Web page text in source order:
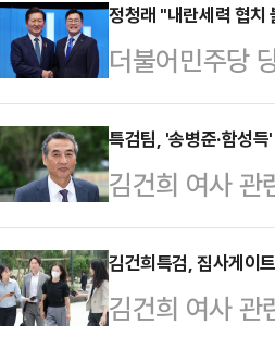
의원은 27일
KT광화문웨스
앞서 윤 의원은
하게 조사에 임
한다고 직접 연
릴 것"이…
정청래 "내란세력 협
더불어민주당
앞두고 강성 지
정청래 후보는
명·김민석·박
며 "협치보다
로 운운하지 말
권 여당 대표로
특검팀, '송병준·함성
김건희 여사 관
시기획사 코바
투스홀딩스 의
득 경기대 정치
김건희특검, 집사게이
김건희 여사 관